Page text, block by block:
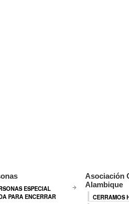
ESPECIAL
PARA ENCERRAR
Asociación
Alambique
CERRAMOS